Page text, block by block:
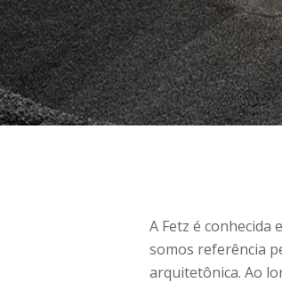
A Fetz é
somos referência
arquitetônica. Ao